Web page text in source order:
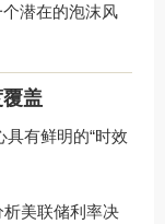
潜在的泡沫风
盖
有鲜明的“时效
析美联储利率决